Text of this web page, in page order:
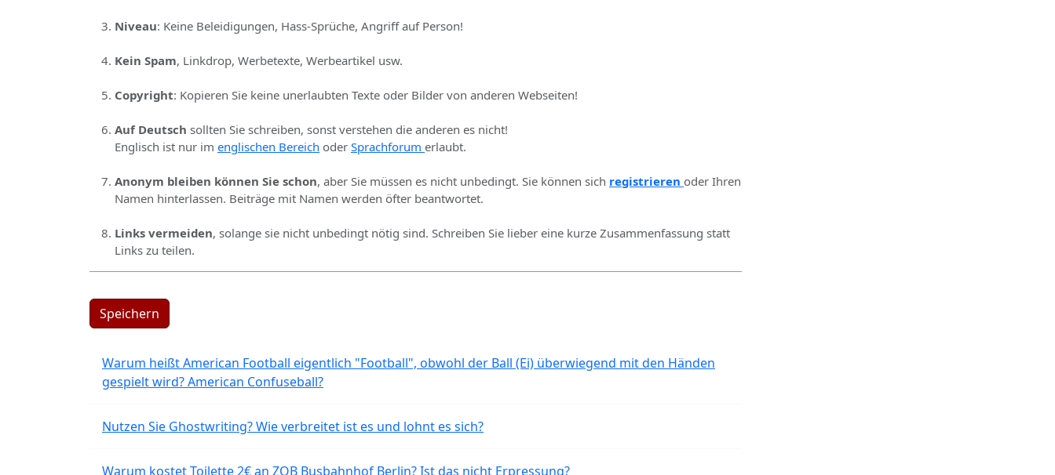
Niveau: Keine Beleidigungen, Hass-Sprüche, Angriff auf Person!
Kein Spam, Linkdrop, Werbetexte, Werbeartikel usw.
Copyright: Kopieren Sie keine unerlaubten Texte oder Bilder von anderen Webseiten!
Auf Deutsch sollten Sie schreiben, sonst verstehen die anderen es nicht!
Englisch ist nur im englischen Bereich oder Sprachforum erlaubt.
Anonym bleiben können Sie schon, aber Sie müssen es nicht unbedingt. Sie können sich registrieren oder Ihren
Namen hinterlassen. Beiträge mit Namen werden öfter beantwortet.
Links vermeiden, solange sie nicht unbedingt nötig sind. Schreiben Sie lieber eine kurze Zusammenfassung statt
Links zu teilen.
Speichern
Warum heißt American Football eigentlich "Football", obwohl der Ball (Ei) überwiegend mit den Händen
gespielt wird? American Confuseball?
Nutzen Sie Ghostwriting? Wie verbreitet ist es und lohnt es sich?
Warum kostet Toilette 2€ an ZOB Busbahnhof Berlin? Ist das nicht Erpressung?